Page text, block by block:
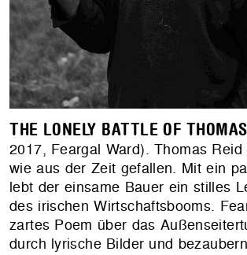
THE LONELY BATTLE OF
2017, Feargal Ward). Thomas
wie aus der Zeit gefallen. Mit ein
lebt der einsame Bauer ein stilles
des irischen Wirtschaftsbooms.
zartes Poem über das
durch lyrische Bilder und